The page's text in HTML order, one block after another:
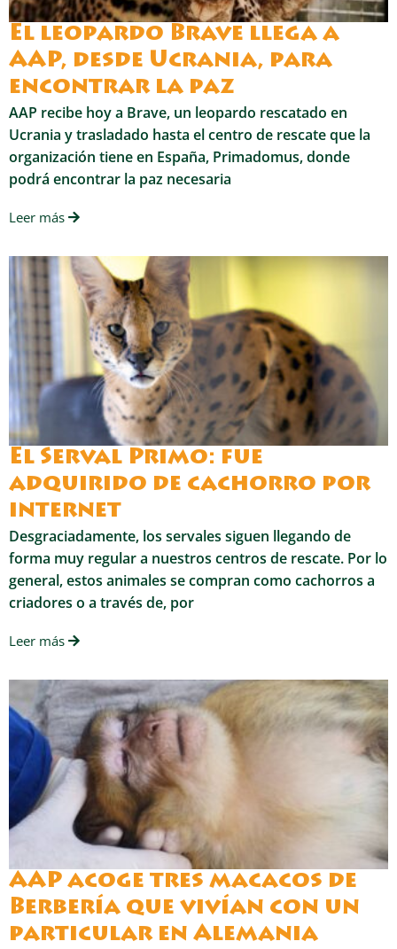
El leopardo Brave llega a
AAP, desde Ucrania, para
encontrar la paz
AAP recibe hoy a Brave, un leopardo rescatado en
Ucrania y trasladado hasta el centro de rescate que la
organización tiene en España, Primadomus, donde
podrá encontrar la paz necesaria
Leer más
El Serval Primo: fue
adquirido de cachorro por
internet
Desgraciadamente, los servales siguen llegando de
forma muy regular a nuestros centros de rescate. Por lo
general, estos animales se compran como cachorros a
criadores o a través de, por
Leer más
AAP acoge tres macacos de
Berbería que vivían con un
particular en Alemania